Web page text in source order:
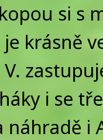
si s
krásně
i se
náhradě i